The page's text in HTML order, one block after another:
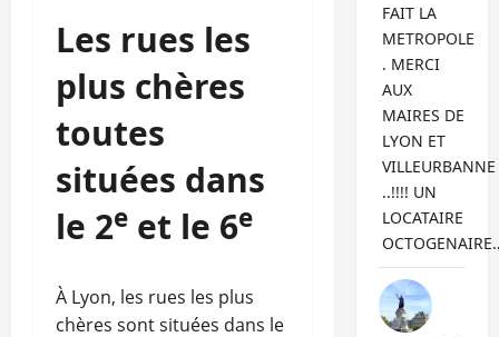
Les rues les
plus chères
toutes
situées dans
le 2e et le 6e
À Lyon, les rues les plus
chères sont situées dans le
FAIT LA
METROPOLE
. MERCI
AUX
MAIRES DE
LYON ET
VILLEURBANNE
..!!!! UN
LOCATAIRE